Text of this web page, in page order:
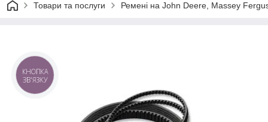
Товари та послуги Ремені на John Deere, Massey
КНОПКА
ЗВ'ЯЗКУ